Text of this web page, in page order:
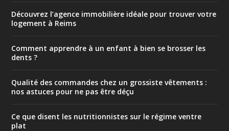
Découvrez l’agence immobilière idéale pour trouver votre
logement à Reims
Comment apprendre à un enfant à bien se brosser les
dents ?
Qualité des commandes chez un grossiste vêtements :
nos astuces pour ne pas être déçu
Ce que disent les nutritionnistes sur le régime ventre
plat